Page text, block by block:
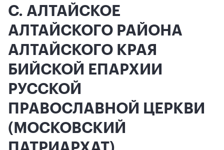
С. АЛТАЙСКОЕ
АЛТАЙСКОГО РАЙОНА
АЛТАЙСКОГО КРАЯ
БИЙСКОЙ ЕПАРХИИ
РУССКОЙ
ПРАВОСЛАВНОЙ ЦЕРКВИ
(МОСКОВСКИЙ